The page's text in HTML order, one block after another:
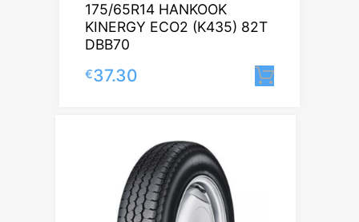
175/65R14 HANKOOK
KINERGY ECO2 (K435) 82T
DBB70
€37.30